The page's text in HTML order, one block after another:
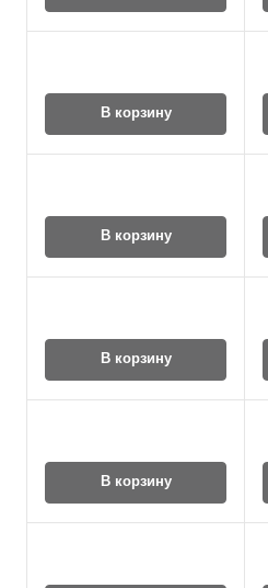
В корзину
В корзину
В корзину
В корзину